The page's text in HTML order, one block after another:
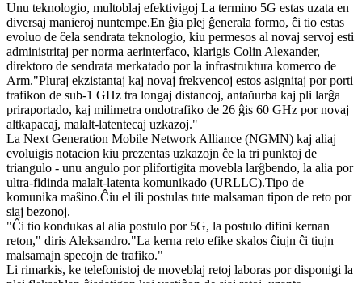
Unu teknologio, multoblaj efektivigoj La termino 5G estas uzata en
diversaj manieroj nuntempe.En ĝia plej ĝenerala formo, ĉi tio estas
evoluo de ĉela sendrata teknologio, kiu permesos al novaj servoj esti
administritaj per norma aerinterfaco, klarigis Colin Alexander,
direktoro de sendrata merkatado por la infrastruktura komerco de
Arm."Pluraj ekzistantaj kaj novaj frekvencoj estos asignitaj por porti
trafikon de sub-1 GHz tra longaj distancoj, antaŭurba kaj pli larĝa
priraportado, kaj milimetra ondotrafiko de 26 ĝis 60 GHz por novaj
altkapacaj, malalt-latentecaj uzkazoj."
La Next Generation Mobile Network Alliance (NGMN) kaj aliaj
evoluigis notacion kiu prezentas uzkazojn ĉe la tri punktoj de
triangulo - unu angulo por plifortigita movebla larĝbendo, la alia por
ultra-fidinda malalt-latenta komunikado (URLLC).Tipo de
komunika maŝino.Ĉiu el ili postulas tute malsaman tipon de reto por
siaj bezonoj.
"Ĉi tio kondukas al alia postulo por 5G, la postulo difini kernan
reton," diris Aleksandro."La kerna reto efike skalos ĉiujn ĉi tiujn
malsamajn specojn de trafiko."
Li rimarkis, ke telefonistoj de moveblaj retoj laboras por disponigi la